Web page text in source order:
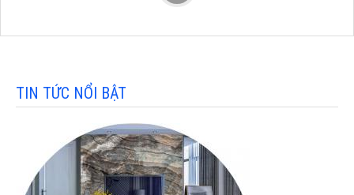
TIN TỨC NỔI BẬT